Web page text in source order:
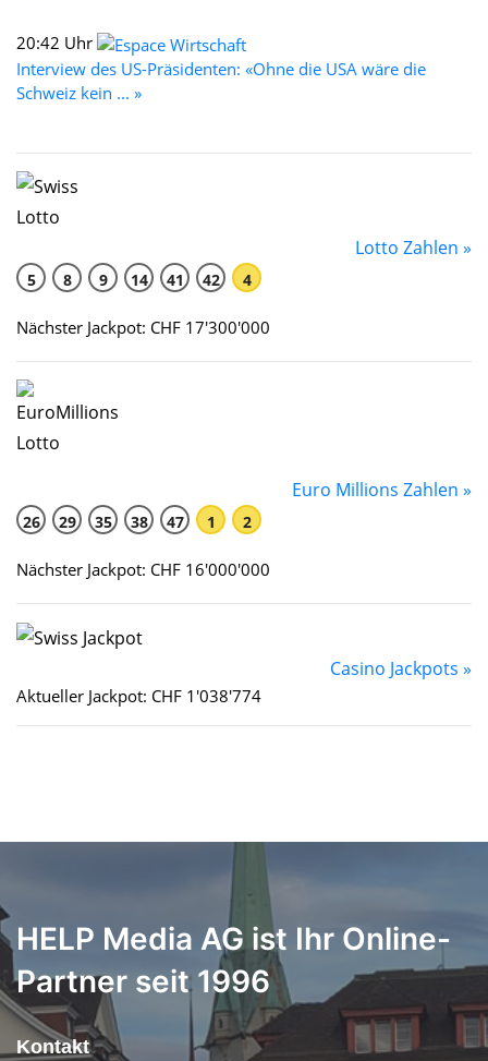
20:42 Uhr
Interview des US-Präsidenten: «Ohne die USA wäre die
Schweiz kein ... »
Lotto Zahlen »
5 8 9 14 41 42 4
Nächster Jackpot: CHF 17'300'000
Euro Millions Zahlen »
26 29 35 38 47 1 2
Nächster Jackpot: CHF 16'000'000
Casino Jackpots »
Aktueller Jackpot: CHF 1'038'774
HELP Media AG ist Ihr Online-
Partner seit 1996
Kontakt